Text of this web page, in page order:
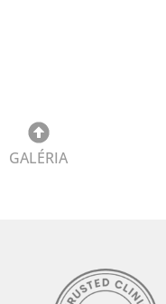
GALÉRIA